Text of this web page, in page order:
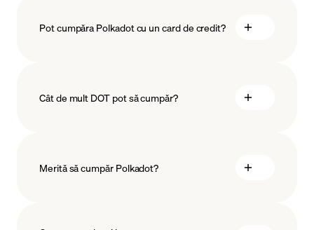
Pot cumpăra Polkadot cu un card de credit?
Cât de mult DOT pot să cumpăr?
Merită să cumpăr Polkadot?